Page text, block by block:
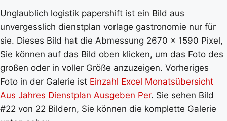
Unglaublich logistik papershift ist ein Bild aus
unvergesslich dienstplan vorlage gastronomie nur für
sie. Dieses Bild hat die Abmessung 2670 x 1590 Pixel,
Sie können auf das Bild oben klicken, um das Foto des
großen oder in voller Größe anzuzeigen. Vorheriges
Foto in der Galerie ist Einzahl Excel Monatsübersicht
Aus Jahres Dienstplan Ausgeben Per. Sie sehen Bild
#22 von 22 Bildern, Sie können die komplette Galerie